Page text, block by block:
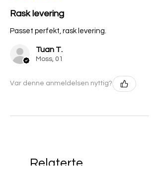
Rask levering
Passet perfekt, rask levering.
Tuan T.
Moss, 01
Var denne anmeldelsen nyttig?
Relaterte